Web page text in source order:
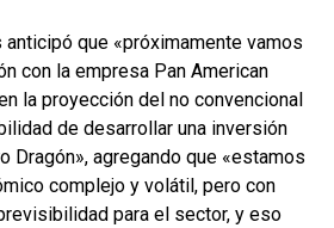
anticipó que «próximamente vamos
con la empresa Pan American
la proyección del no convencional
de desarrollar una inversión
Dragón», agregando que «estamos
complejo y volátil, pero con
para el sector, y eso